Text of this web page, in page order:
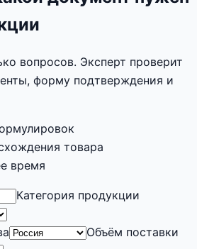
вопросов. Эксперт проверит
форму подтверждения и
товара
время
Категория продукции
Объём поставки